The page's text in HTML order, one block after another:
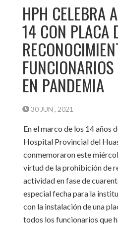
HPH CELEBRA
14 CON PLACA
EN PANDEMIA
30 JUN , 2021
En el marco de los 14 años
Hospital Provincial del
conmemoraron este
virtud de la prohibición de
actividad en fase de
especial fecha para la
con la instalación de una
todos los funcionarios que